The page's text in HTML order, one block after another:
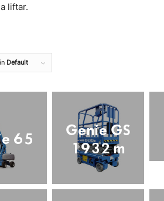
liftar.
Default
65
Genie GS
1932 m